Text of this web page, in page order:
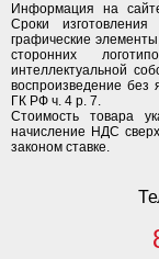
Информация на
Сроки
графические
сторонних
интеллектуальной
воспроизведение без
ГК РФ ч. 4 р. 7.
Стоимость товара
начисление НДС
законом ставке.